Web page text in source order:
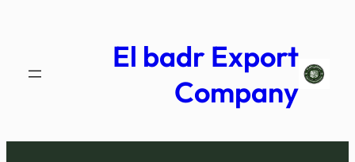
El badr Export
Company